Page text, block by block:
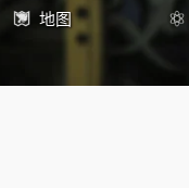
地图